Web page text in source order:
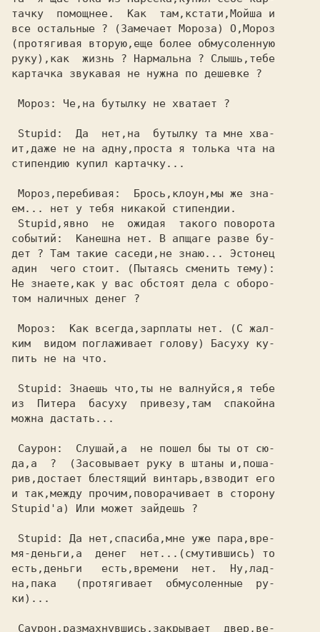
тачку  помощнее.  Как  там,кстати,Мойша и
все остальные ? (Замечает Мороза) О,Мороз
(протягивая вторую,еще более обмусоленную
руку),как  жизнь ? Нармальна ? Слышь,тебе
картачка звукавая не нужна по дешевке ?
ит,даже не на адну,проста я толька чта на
стипендию купил картачку...
событий:  Канешна нет. В апщаге разве бу-
дет ? Там такие саседи,не знаю... Эстонец
адин  чего стоит. (Пытаясь сменить тему):
Не знаете,как у вас обстоят дела с оборо-
том наличных денег ?
ким  видом поглаживает голову) Басуху ку-
пить не на что.
из  Питера  басуху  привезу,там  спакойна
можна дастать...
да,а  ?  (Засовывает руку в штаны и,поша-
рив,достает блестящий винтарь,взводит его
и так,между прочим,поворачивает в сторону
Stupid'а) Или может зайдешь ?
мя-деньги,а  денег  нет...(смутившись) то
на,пака   (протягивает  обмусоленные  ру-
ки)...